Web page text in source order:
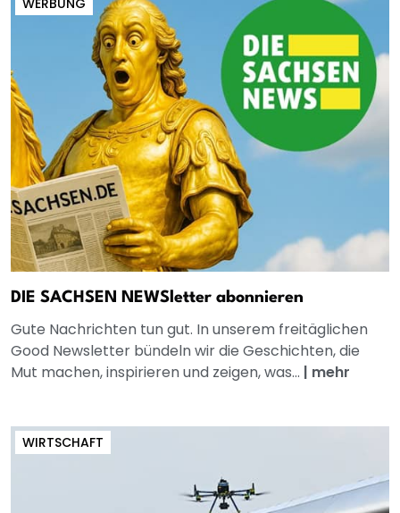
WERBUNG
DIE SACHSEN NEWSletter abonnieren
Gute Nachrichten tun gut. In unserem freitäglichen
Good Newsletter bündeln wir die Geschichten, die
Mut machen, inspirieren und zeigen, was... | mehr
WIRTSCHAFT